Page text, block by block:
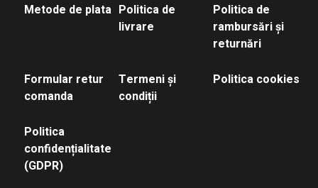
Metode de plata Politica de
livrare
Politica de
rambursări și
returnări
Formular retur
comanda
Termeni și
condiții
Politica cookies
Politica
confidențialitate
(GDPR)